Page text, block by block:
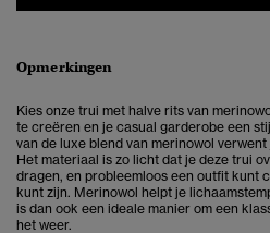
Opmerkingen
Kies onze trui met halve rits van
te creëren en je casual garderobe een
van de luxe blend van merinowol
Het materiaal is zo licht dat je deze trui
dragen, en probleemloos een outfit kunt
kunt zijn. Merinowol helpt je
is dan ook een ideale manier om een
het weer.